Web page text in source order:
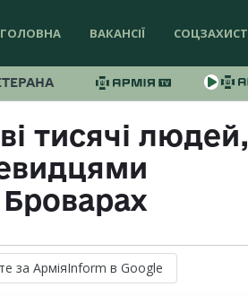
ГОЛОВНА ВАКАНСІЇ СОЦЗАХИСТ
тисячі людей,
за АрміяInform в Google